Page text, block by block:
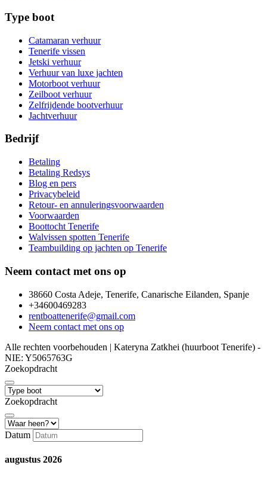
Type boot
Catamaran verhuur
Tenerife vissen
Jetski verhuur
Verhuur van luxe jachten
Motorboot verhuur
Zeilboot verhuur
Zelfrijdende bootverhuur
Jachtverhuur
Bedrijf
Betaling
Betaling Redsys
Blog en pers
Privacybeleid
Retour- en annuleringsvoorwaarden
Voorwaarden
Boottocht Tenerife
Walvissen spotten Tenerife
Teambuilding op jachten op Tenerife
Neem contact met ons op
38660 Costa Adeje, Tenerife, Canarische Eilanden, Spanje
+34600469283
rentboattenerife@gmail.com
Neem contact met ons op
Alle rechten voorbehouden | Kateryna Zatkhei (huurboot Tenerife) -
NIE: Y5065763G
Zoekopdracht
Zoekopdracht
Datum
augustus 2026